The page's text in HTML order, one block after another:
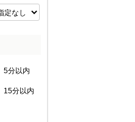
5分以内
15分以内